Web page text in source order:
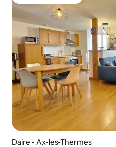
Daire - Ax-les-Thermes